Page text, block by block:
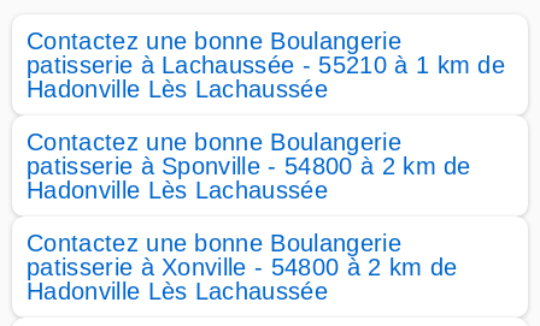
Contactez une bonne Boulangerie
patisserie à Lachaussée - 55210 à 1 km de
Hadonville Lès Lachaussée
Contactez une bonne Boulangerie
patisserie à Sponville - 54800 à 2 km de
Hadonville Lès Lachaussée
Contactez une bonne Boulangerie
patisserie à Xonville - 54800 à 2 km de
Hadonville Lès Lachaussée